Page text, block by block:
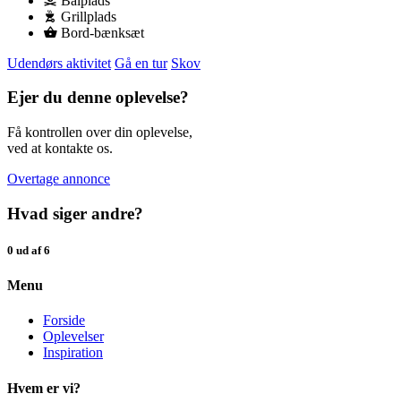
Grillplads
Bord-bænksæt
Udendørs aktivitet Gå en tur Skov
Ejer du denne oplevelse?
Få kontrollen over din oplevelse,
ved at kontakte os.
Overtage annonce
Hvad siger andre?
0 ud af 6
Menu
Forside
Oplevelser
Inspiration
Hvem er vi?